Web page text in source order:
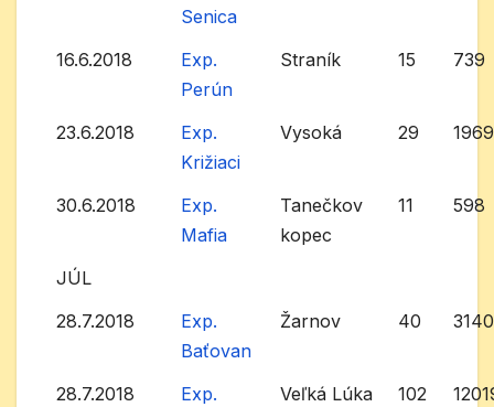
Senica
16.6.2018
Exp.
Perún
Straník 15 739
23.6.2018
Exp.
Križiaci
Vysoká 29 1969
30.6.2018
Exp.
Mafia
Tanečkov
kopec
11 598
JÚL
28.7.2018
Exp.
Baťovan
Žarnov 40 3140
28.7.2018
Exp.
Veľká Lúka 102